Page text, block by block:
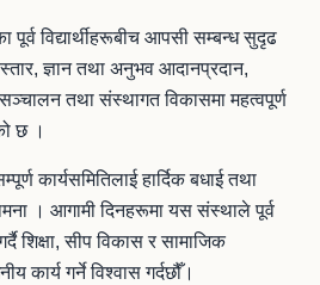
विद्यार्थीहरूबीच आपसी सम्बन्ध सुदृढ
ज्ञान तथा अनुभव आदानप्रदान,
सञ्चालन तथा संस्थागत विकासमा महत्वपूर्ण
छ ।
कार्यसमितिलाई हार्दिक बधाई तथा
। आगामी दिनहरूमा यस संस्थाले पूर्व
शिक्षा, सीप विकास र सामाजिक
कार्य गर्ने विश्वास गर्दछौँ।